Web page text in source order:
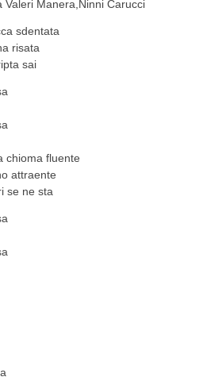
Valeri Manera,Ninni Carucci
sdentata
risata
sai
chioma fluente
attraente
se ne sta